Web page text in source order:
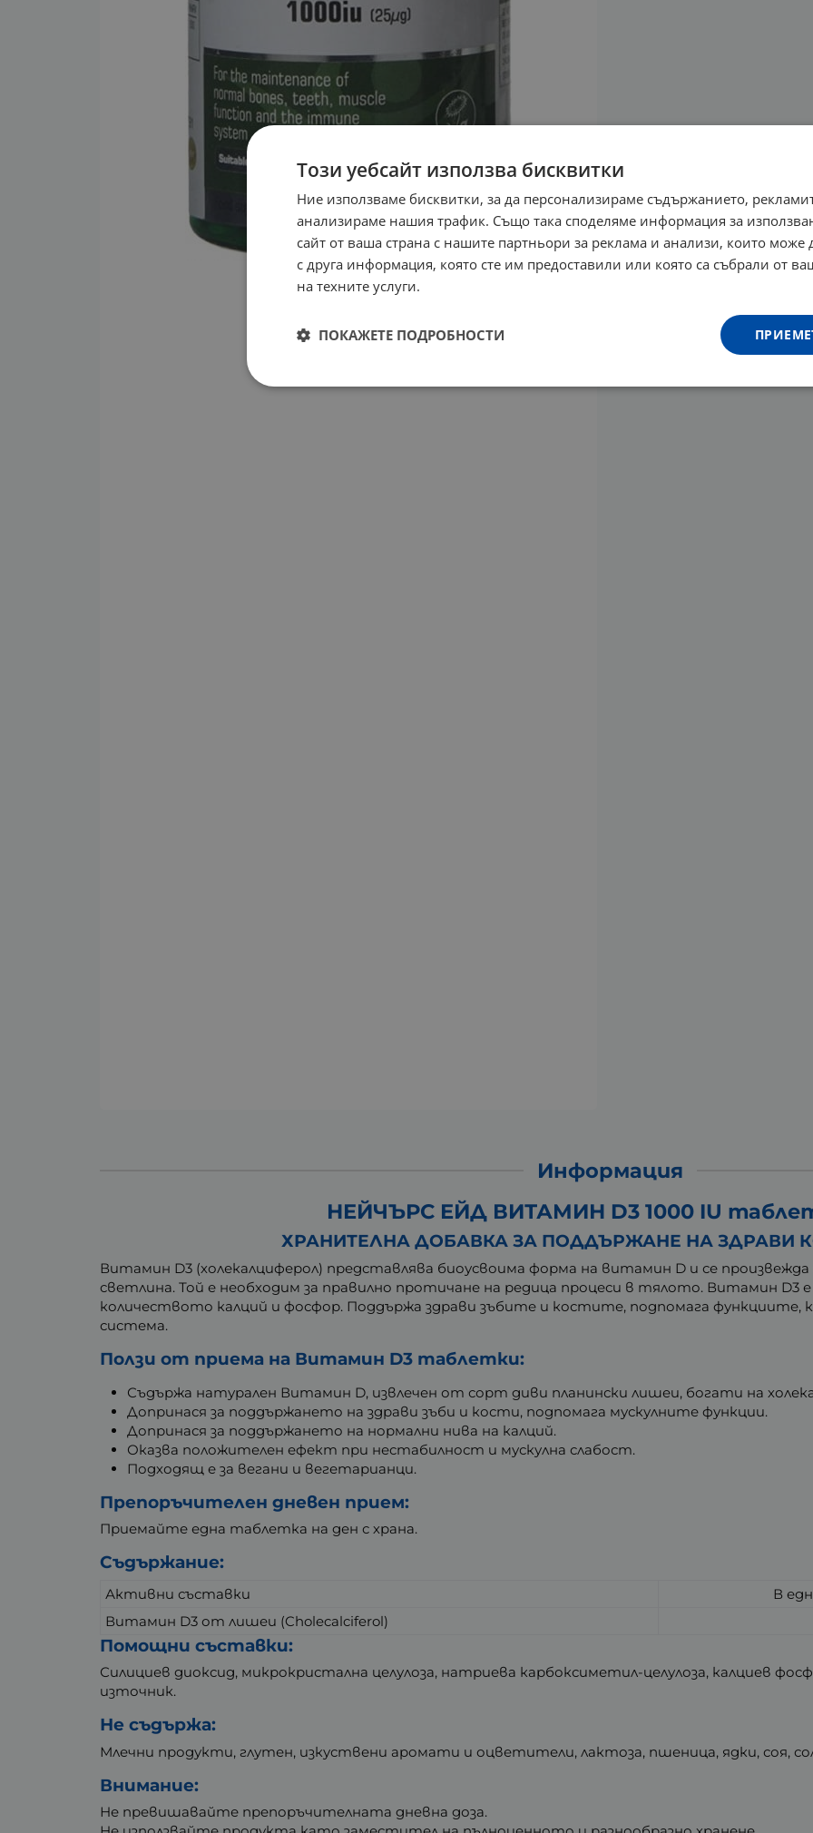
Информация
НЕЙЧЪРС ЕЙД ВИТАМИН D3 1000 IU
ХРАНИТЕЛНА ДОБАВКА ЗА ПОДДЪРЖАНЕ НА ЗДРАВИ
Витамин D3 (холекалциферол) представлява биоусвоима форма на витамин D и се
светлина. Той е необходим за правилно протичане на редица процеси в тялото. Витамин D3 е
количеството калций и фосфор. Поддържа здрави зъбите и костите, подпомага функциите,
система.
Ползи от приема на Витамин D3 таблетки:
Съдържа натурален Витамин D, извлечен от сорт диви планински лишеи, богати на
Допринася за поддържането на здрави зъби и кости, подпомага мускулните функции.
Допринася за поддържането на нормални нива на калций.
Оказва положителен ефект при нестабилност и мускулна слабост.
Подходящ е за вегани и вегетарианци.
Препоръчителен дневен прием:
Приемайте една таблетка на ден с храна.
Съдържание:
Активни съставки
В
Витамин D3 от лишеи (Cholecalciferol)
Помощни съставки:
Силициев диоксид, микрокристална целулоза, натриева карбоксиметил-целулоза, калциев
източник.
Не съдържа:
Млечни продукти, глутен, изкуствени аромати и оцветители, лактоза, пшеница, ядки, соя,
Внимание:
Не превишавайте препоръчителната дневна доза.
Този уебсайт използва бисквитки
Ние използваме бисквитки, за да персонализираме съдържанието,
анализираме нашия трафик. Също така споделяме информация за
сайт от ваша страна с нашите партньори за реклама и анализи, които може
с друга информация, която сте им предоставили или която са събрали от
на техните услуги.
ПОКАЖЕТЕ ПОДРОБНОСТИ